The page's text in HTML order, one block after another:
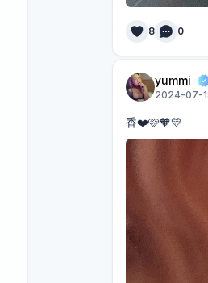
8 0
yummi
2024-07-
香❤️🩷🧡💛